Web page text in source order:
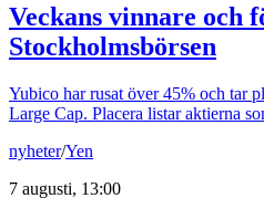
Veckans vinnare och
Stockholmsbörsen
Yubico har rusat över 45% och tar
Large Cap. Placera listar aktierna
nyheter/Yen
7 augusti, 13:00